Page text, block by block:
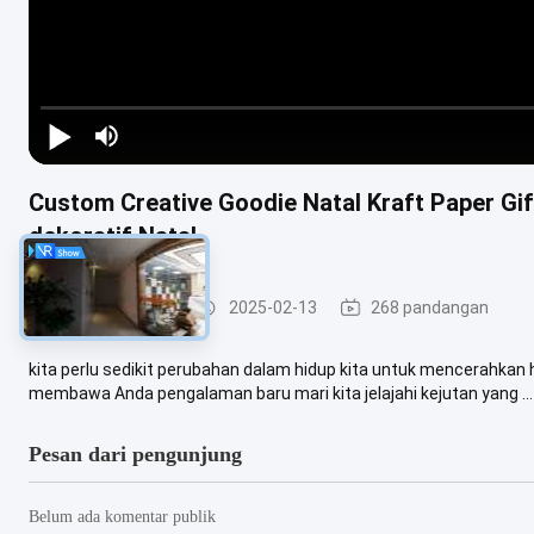
Custom Creative Goodie Natal Kraft Paper
dekoratif Natal
Pembagian baja 2025-02-13 268 pandangan
kita perlu sedikit perubahan dalam hidup kita untuk
membawa Anda pengalaman baru mari kita jelajahi kejutan yang ...
Pesan dari pengunjung
Belum ada komentar publik